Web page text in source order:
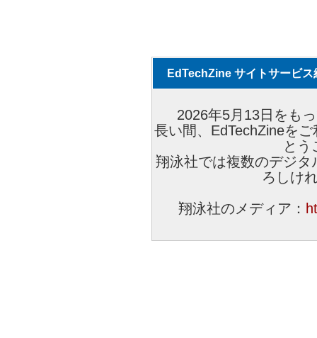
EdTechZine サイトサービス
2026年5月13日をも
長い間、EdTechZineを
とう
翔泳社では複数のデジ
ろしけ
翔泳社のメディア：